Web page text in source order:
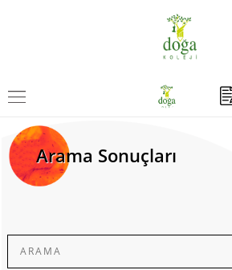
Arama Sonuçları